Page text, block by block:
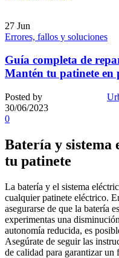
27 Jun
Errores, fallos y soluciones
Guía completa de
Mantén tu patinete en
Posted by
30/06/2023
0
Batería y sistema
tu patinete
La batería y el sistema
cualquier patinete eléctrico.
asegurarse de que la batería
experimentas una
autonomía reducida, es
Asegúrate de seguir las
de calidad para garantizar